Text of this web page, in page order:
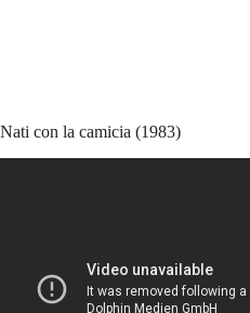
Nati con la camicia (1983)